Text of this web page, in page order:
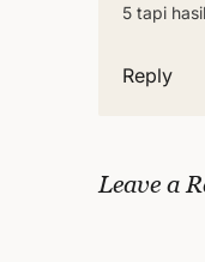
5 tapi
Reply
Leave a